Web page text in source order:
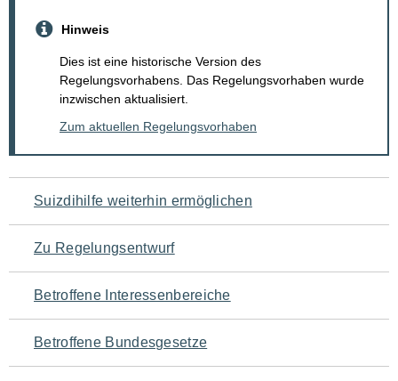
Hinweis
Dies ist eine historische Version des
Regelungsvorhabens. Das Regelungsvorhaben wurde
inzwischen aktualisiert.
Zum aktuellen Regelungsvorhaben
Navigation
für
den
Seiteninhalt
Suizdihilfe weiterhin ermöglichen
Zu Regelungsentwurf
Betroffene Interessenbereiche
Betroffene Bundesgesetze